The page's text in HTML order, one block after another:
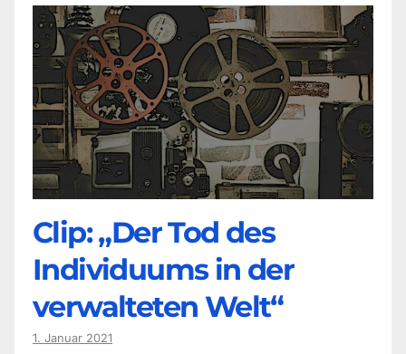
Clip: „Der Tod des
Individuums in der
verwalteten Welt“
1. Januar 2021